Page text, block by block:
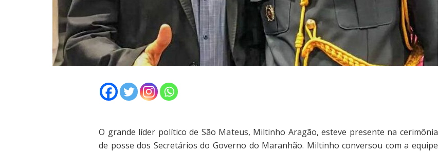
O grande líder político de São Mateus, Miltinho Aragão, esteve presente na cerimônia
de posse dos Secretários do Governo do Maranhão. Miltinho conversou com a equipe